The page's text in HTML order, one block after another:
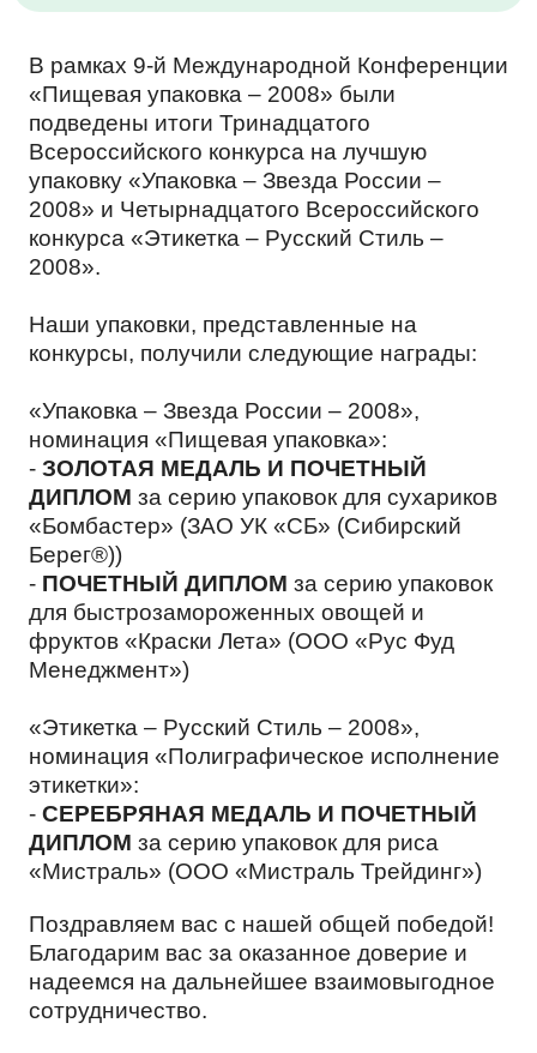
НАГРАДЫ
КОМАНДА
ОТЗЫВЫ
МЕРОПРИЯТИЯ
КОРПОРАТИВНАЯ ЭТИКА
ПОЛИТИКА ОБРАБОТКИ
ПЕРСОНАЛЬНЫХ ДАННЫХ
КОФЕ И ЧАЙ
МОЛОЧНЫЕ ПРОДУКТЫ
НАПИТКИ
ПРОМТОВАРЫ
КОСМЕТИЧЕСКИЕ СРЕДСТВА
СУБЛИМИРОВАННЫЕ ПРОДУКТЫ
КОРМА ДЛЯ ЖИВОТНЫХ
СЫПУЧИЕ ПРОДУКТЫ
СНЕКИ
МАСЛОЖИРОВАЯ ПРОДУКЦИЯ
КАРЬЕРА
ТЕНДЕР
КОНТАКТЫ
В рамках 9-й Международной Конференции
«Пищевая упаковка – 2008» были
подведены итоги Тринадцатого
Всероссийского конкурса на лучшую
упаковку «Упаковка – Звезда России –
2008» и Четырнадцатого Всероссийского
конкурса «Этикетка – Русский Стиль –
2008».
Наши упаковки, представленные на
конкурсы, получили следующие награды:
«Упаковка – Звезда России – 2008»,
номинация «Пищевая упаковка»:
- ЗОЛОТАЯ МЕДАЛЬ И ПОЧЕТНЫЙ
ДИПЛОМ за серию упаковок для сухариков
«Бомбастер» (ЗАО УК «СБ» (Сибирский
Берег®))
- ПОЧЕТНЫЙ ДИПЛОМ за серию упаковок
для быстрозамороженных овощей и
фруктов «Краски Лета» (ООО «Рус Фуд
Менеджмент»)
«Этикетка – Русский Стиль – 2008»,
номинация «Полиграфическое исполнение
этикетки»:
- СЕРЕБРЯНАЯ МЕДАЛЬ И ПОЧЕТНЫЙ
ДИПЛОМ за серию упаковок для риса
«Мистраль» (ООО «Мистраль Трейдинг»)
Поздравляем вас с нашей общей победой!
Благодарим вас за оказанное доверие и
надеемся на дальнейшее взаимовыгодное
сотрудничество.